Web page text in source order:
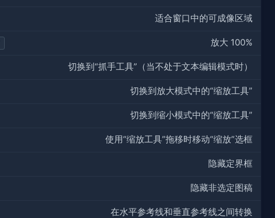
适合窗口中的可成像区域
放大 100%
切换到“抓手工具”（当不处于文本编辑模式时）
切换到放大模式中的“缩放工具”
切换到缩小模式中的“缩放工具”
使用“缩放工具”拖移时移动“缩放”选框
隐藏定界框
隐藏非选定图稿
在水平参考线和垂直参考线之间转换